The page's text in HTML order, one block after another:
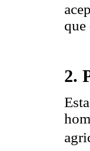
que
2.